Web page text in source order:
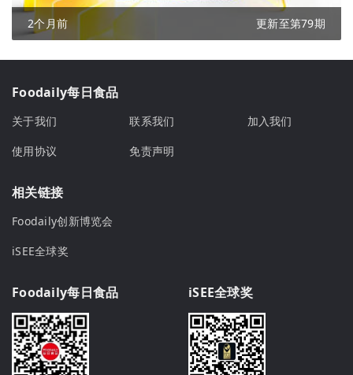
2个月前 更新至第79期
Foodaily每日食品
关于我们 联系我们
加入我们
使用协议
免责声明
相关链接
Foodaily创新博览会
iSEE全球奖
Foodaily每日食品 iSEE全球奖